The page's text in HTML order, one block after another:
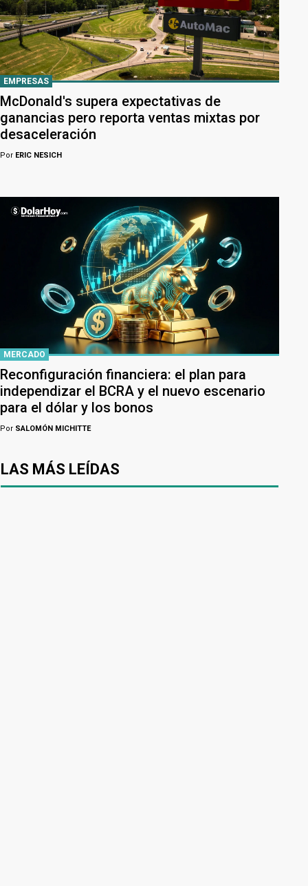
EMPRESAS
McDonald's supera expectativas de
ganancias pero reporta ventas mixtas por
desaceleración
Por ERIC NESICH
MERCADO
Reconfiguración financiera: el plan para
independizar el BCRA y el nuevo escenario
para el dólar y los bonos
Por SALOMÓN MICHITTE
LAS MÁS LEÍDAS